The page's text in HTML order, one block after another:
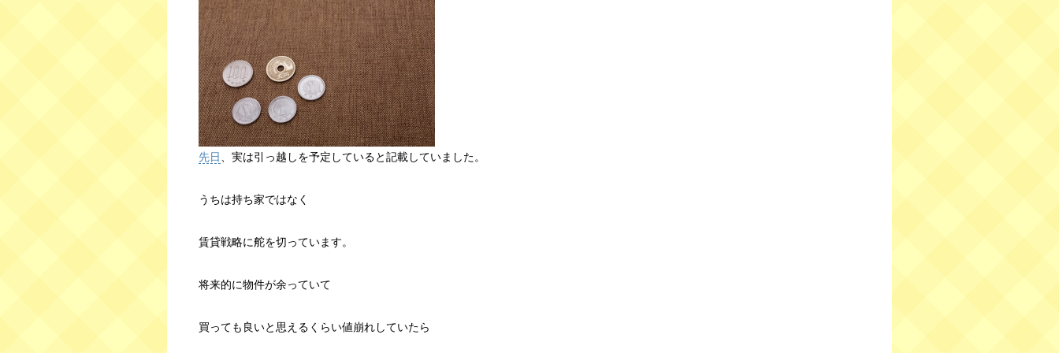
先日、実は引っ越しを予定していると記載していました。
うちは持ち家ではなく
賃貸戦略に舵を切っています。
将来的に物件が余っていて
買っても良いと思えるくらい値崩れしていたら